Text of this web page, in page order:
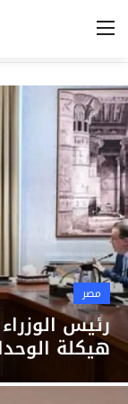
الرئيسية
مصر
الخليج
العالم
الرياضة
اقتصاد
تكنولوجيا
التعليم
مصر
رئيس
هيكلة